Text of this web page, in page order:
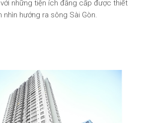
những tiện ích đẳng cấp được thiết
nhìn hướng ra sông Sài Gòn.